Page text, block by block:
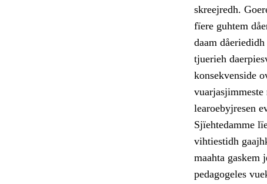
skreejredh.
fïere guhtem
daam
tjuerieh
konsekvenside
learoebyjresen
Sjïehtedamme
vihtiestidh
maahta
pedagogeles